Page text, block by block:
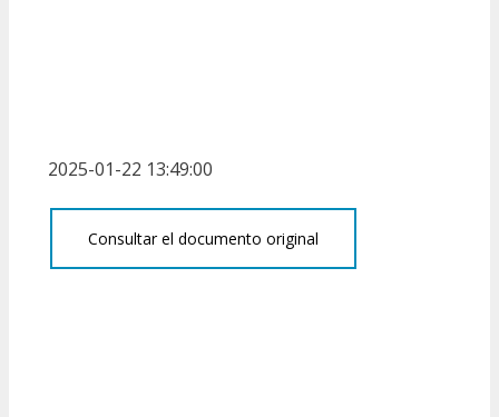
2025-01-22 13:49:00
Consultar el documento original